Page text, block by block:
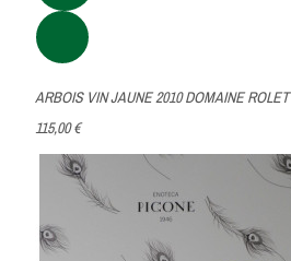
ARBOIS VIN JAUNE 2010 DOMAINE ROLET
115,00 €